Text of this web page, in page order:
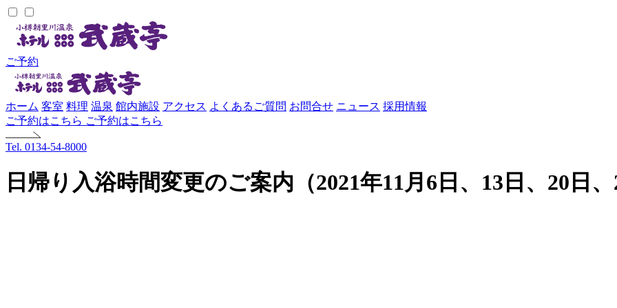
ご予約
ホーム 客室 料理 温泉 館内施設 アクセス よくあるご質問 お問合せ ニュース 採用情報
ご予約はこちら ご予約はこちら
Tel. 0134-54-8000
日帰り入浴時間変更のご案内（2021年11月6日、13日、20日